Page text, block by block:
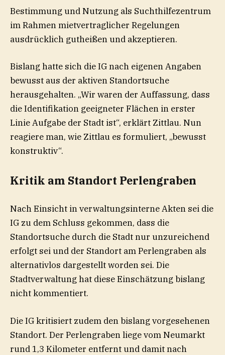
Bestimmung und Nutzung als Suchthilfezentrum
im Rahmen mietvertraglicher Regelungen
ausdrücklich gutheißen und akzeptieren.
Bislang hatte sich die IG nach eigenen Angaben
bewusst aus der aktiven Standortsuche
herausgehalten. „Wir waren der Auffassung, dass
die Identifikation geeigneter Flächen in erster
Linie Aufgabe der Stadt ist“, erklärt Zittlau. Nun
reagiere man, wie Zittlau es formuliert, „bewusst
konstruktiv“.
Kritik am Standort Perlengraben
Nach Einsicht in verwaltungsinterne Akten sei die
IG zu dem Schluss gekommen, dass die
Standortsuche durch die Stadt nur unzureichend
erfolgt sei und der Standort am Perlengraben als
alternativlos dargestellt worden sei. Die
Stadtverwaltung hat diese Einschätzung bislang
nicht kommentiert.
Die IG kritisiert zudem den bislang vorgesehenen
Standort. Der Perlengraben liege vom Neumarkt
rund 1,3 Kilometer entfernt und damit nach